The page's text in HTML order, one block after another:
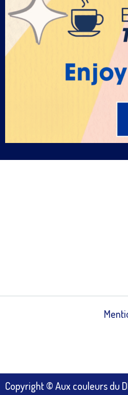
Copyright © Aux couleurs du